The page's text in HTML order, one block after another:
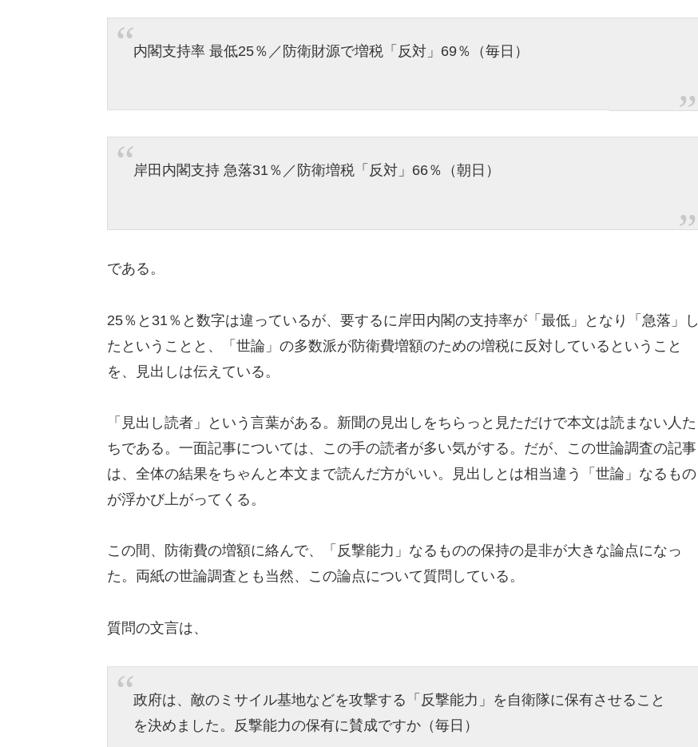
内閣支持率 最低25％／防衛財源で増税「反対」69％（毎日）
岸田内閣支持 急落31％／防衛増税「反対」66％（朝日）
である。
25％と31％と数字は違っているが、要するに岸田内閣の支持率が「最低」となり「急落」し
たということと、「世論」の多数派が防衛費増額のための増税に反対しているということ
を、見出しは伝えている。
「見出し読者」という言葉がある。新聞の見出しをちらっと見ただけで本文は読まない人た
ちである。一面記事については、この手の読者が多い気がする。だが、この世論調査の記事
は、全体の結果をちゃんと本文まで読んだ方がいい。見出しとは相当違う「世論」なるもの
が浮かび上がってくる。
この間、防衛費の増額に絡んで、「反撃能力」なるものの保持の是非が大きな論点になっ
た。両紙の世論調査とも当然、この論点について質問している。
質問の文言は、
政府は、敵のミサイル基地などを攻撃する「反撃能力」を自衛隊に保有させること
を決めました。反撃能力の保有に賛成ですか（毎日）